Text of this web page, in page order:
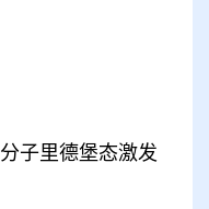
子里德堡态激发